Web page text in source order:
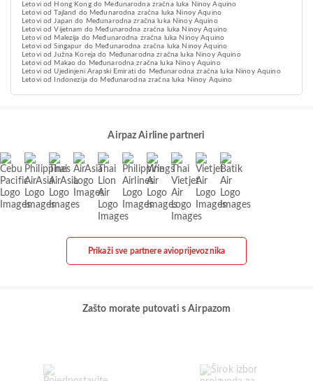
Letovi od Hong Kong do Međunarodna zračna luka Ninoy Aquino
Letovi od Tajland do Međunarodna zračna luka Ninoy Aquino
Letovi od Japan do Međunarodna zračna luka Ninoy Aquino
Letovi od Vijetnam do Međunarodna zračna luka Ninoy Aquino
Letovi od Malezija do Međunarodna zračna luka Ninoy Aquino
Letovi od Singapur do Međunarodna zračna luka Ninoy Aquino
Letovi od Južna Koreja do Međunarodna zračna luka Ninoy Aquino
Letovi od Makao do Međunarodna zračna luka Ninoy Aquino
Letovi od Ujedinjeni Arapski Emirati do Međunarodna zračna luka Ninoy Aquino
Letovi od Indonezija do Međunarodna zračna luka Ninoy Aquino
Airpaz Airline partneri
Prikaži sve partnere avioprijevoznika
Zašto morate putovati s Airpazom